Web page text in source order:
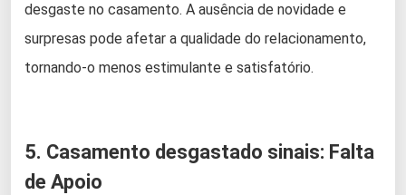
desgaste no casamento. A ausência de novidade e
surpresas pode afetar a qualidade do relacionamento,
tornando-o menos estimulante e satisfatório.
5. Casamento desgastado sinais: Falta
de Apoio